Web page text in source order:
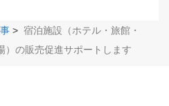
> 宿泊施設（ホテル・旅館・
）の販売促進サポートします